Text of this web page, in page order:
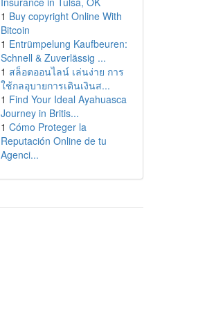
1 Buy copyright Online With
Bitcoin
1 Entrümpelung Kaufbeuren:
Schnell & Zuverlässig ...
1 สล็อตออนไลน์ เล่นง่าย การ
ใช้กลอุบายการเดินเงินส...
1 Find Your Ideal Ayahuasca
Journey in Britis...
1 Cómo Proteger la
Reputación Online de tu
Agenci...